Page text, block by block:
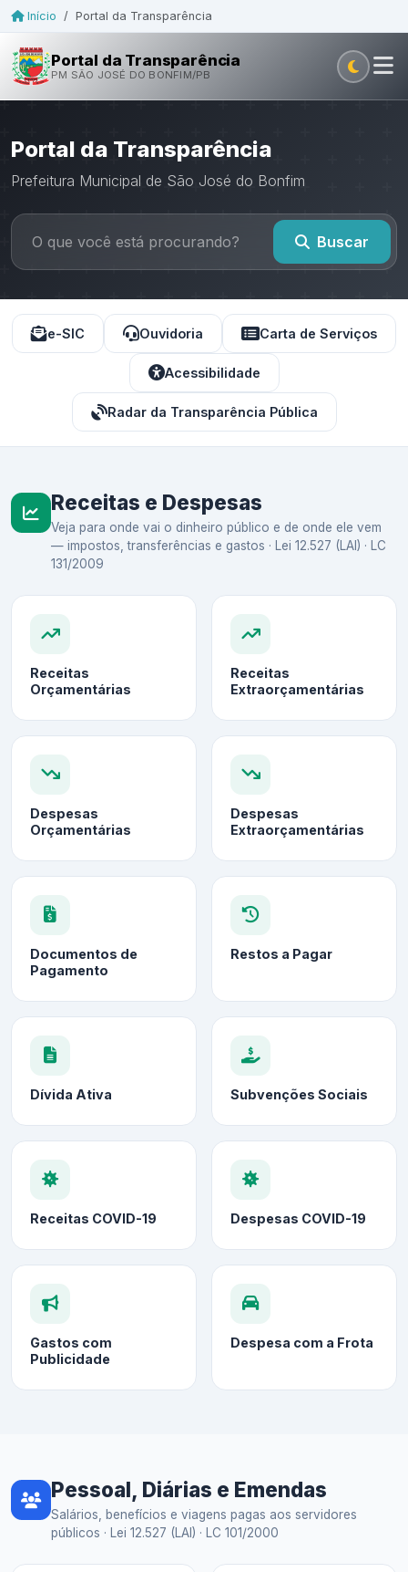
Início / Portal da Transparência
Portal da Transparência
PM SÃO JOSÉ DO BONFIM/PB
Portal da Transparência
Prefeitura Municipal de São José do Bonfim
Buscar
e-SIC Ouvidoria Carta de Serviços
Acessibilidade
Radar da Transparência Pública
Receitas e Despesas
Veja para onde vai o dinheiro público e de onde ele vem
— impostos, transferências e gastos · Lei 12.527 (LAI) · LC
131/2009
Receitas
Orçamentárias
Receitas
Extraorçamentárias
Despesas
Orçamentárias
Despesas
Extraorçamentárias
Documentos de
Pagamento
Restos a Pagar
Dívida Ativa Subvenções Sociais
Receitas COVID-19 Despesas COVID-19
Gastos com
Publicidade
Despesa com a Frota
Pessoal, Diárias e Emendas
Salários, benefícios e viagens pagas aos servidores
públicos · Lei 12.527 (LAI) · LC 101/2000